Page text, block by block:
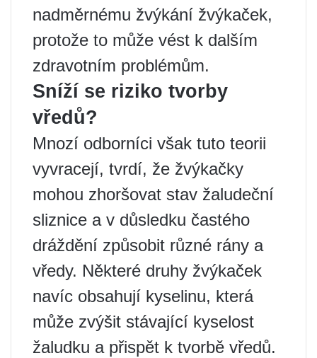
nadměrnému žvýkání žvýkaček,
protože to může vést k dalším
zdravotním problémům.
Sníží se riziko tvorby
vředů?
Mnozí odborníci však tuto teorii
vyvracejí, tvrdí, že žvýkačky
mohou zhoršovat stav žaludeční
sliznice a v důsledku častého
dráždění způsobit různé rány a
vředy. Některé druhy žvýkaček
navíc obsahují kyselinu, která
může zvýšit stávající kyselost
žaludku a přispět k tvorbě vředů.